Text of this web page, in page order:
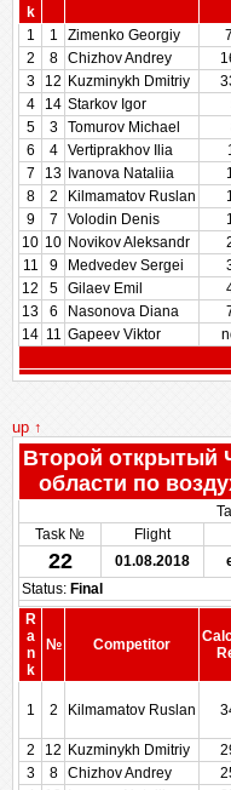
k
1
1 Zimenko Georgiy
2
8 Chizhov Andrey
3
12 Kuzminykh Dmitriy
4
14 Starkov Igor
5
3 Tomurov Michael
6
4 Vertiprakhov Ilia
7
13 Ivanova Nataliia
8
2 Kilmamatov Ruslan
9
7 Volodin Denis
10 10 Novikov Aleksandr
11
9 Medvedev Sergei
12
5 Gilaev Emil
13
6 Nasonova Diana
14 11 Gapeev Viktor
up ↑
Второй открытый
области по
Task №
Flight
22 01.08.2018
Status: Final
R
a
n
k
№ Competitor
1 2 Kilmamatov Ruslan
2 12 Kuzminykh Dmitriy
3
8 Chizhov Andrey